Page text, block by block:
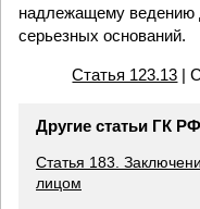
надлежащему ведению
серьезных оснований.
Статья 123.13 |
Другие статьи ГК
Статья 183.
лицом